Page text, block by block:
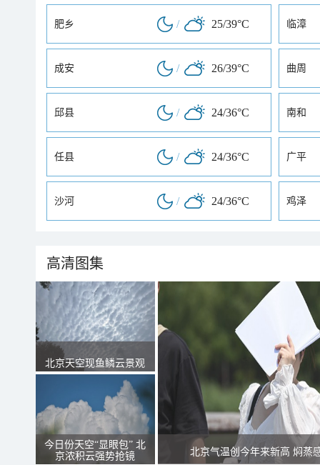
肥乡 / 25/39°C 临漳
成安 / 26/39°C 曲周
邱县 / 24/36°C 南和
任县 / 24/36°C 广平
沙河 / 24/36°C 鸡泽
高清图集
北京天空现鱼鳞云景观
今日份天空“显眼包” 北
京浓积云强势抢镜
北京气温创今年来新高 焖蒸